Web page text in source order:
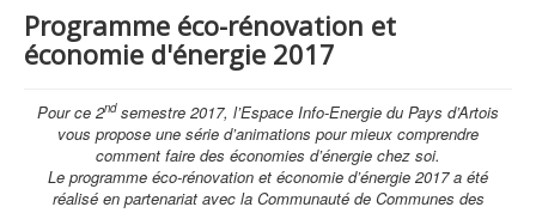
Programme éco-rénovation et
économie d'énergie 2017
Pour ce 2ndsemestre 2017, l’Espace Info-Energie du Pays d’Artois
vous propose une série d’animations pour mieux comprendre
comment faire des économies d’énergie chez soi.
Le programme éco-rénovation et économie d’énergie 2017 a été
réalisé en partenariat avec la Communauté de Communes des